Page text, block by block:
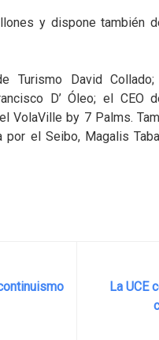
y dispone también
Turismo David
D’ Óleo; el CEO
VolaVille by 7 Palms.
el Seibo, Magalis
La UCE